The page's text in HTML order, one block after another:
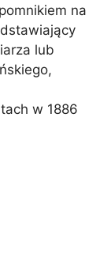
na
lub
w 1886